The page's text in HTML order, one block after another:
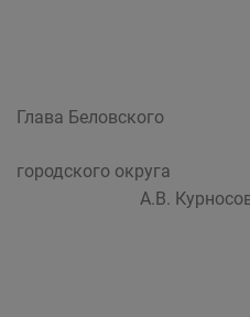
Глава Беловского
А.В.